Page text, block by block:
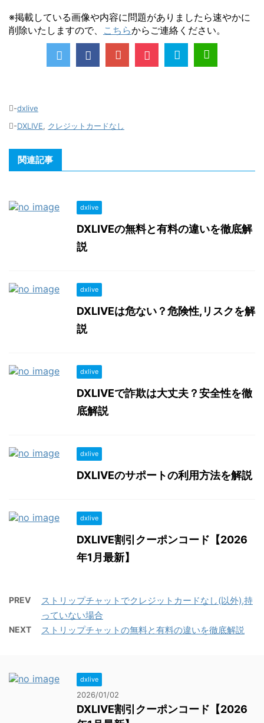
※掲載している画像や内容に問題がありましたら速やかに
削除いたしますので、 こちらからご連絡ください。
-dxlive
-DXLIVE, クレジットカードなし
関連記事
dxlive
DXLIVEの無料と有料の違いを徹底解
説
dxlive
DXLIVEは危ない？危険性,リスクを解
説
dxlive
DXLIVEで詐欺は大丈夫？安全性を徹
底解説
dxlive
DXLIVEのサポートの利用方法を解説
dxlive
DXLIVE割引クーポンコード【2026
年1月最新】
PREV
ストリップチャットでクレジットカードなし(以外),持
っていない場合
NEXT ストリップチャットの無料と有料の違いを徹底解説
dxlive
2026/01/02
DXLIVE割引クーポンコード【2026